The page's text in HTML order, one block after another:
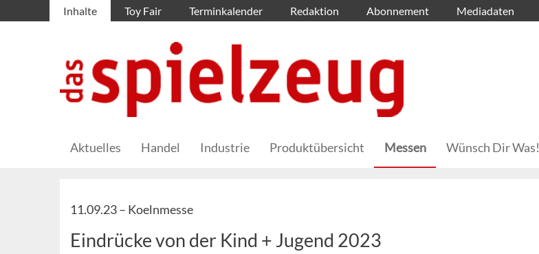
Inhalte Toy Fair Terminkalender Redaktion Abonnement Mediadaten
Aktuelles Handel Industrie Produktübersicht Messen Wünsch Dir Was!
11.09.23 – Koelnmesse
Eindrücke von der Kind + Jugend 2023